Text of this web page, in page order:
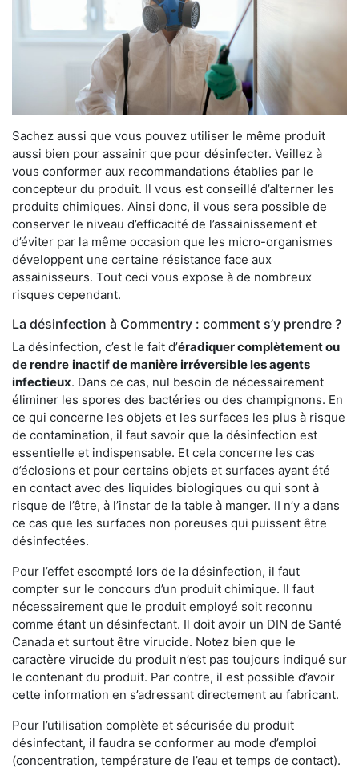
Sachez aussi que vous pouvez utiliser le même produit
aussi bien pour assainir que pour désinfecter. Veillez à
vous conformer aux recommandations établies par le
concepteur du produit. Il vous est conseillé d’alterner les
produits chimiques. Ainsi donc, il vous sera possible de
conserver le niveau d’efficacité de l’assainissement et
d’éviter par la même occasion que les micro-organismes
développent une certaine résistance face aux
assainisseurs. Tout ceci vous expose à de nombreux
risques cependant.
La désinfection à Commentry : comment s’y prendre ?
La désinfection, c’est le fait d’éradiquer complètement ou
de rendre inactif de manière irréversible les agents
infectieux. Dans ce cas, nul besoin de nécessairement
éliminer les spores des bactéries ou des champignons. En
ce qui concerne les objets et les surfaces les plus à risque
de contamination, il faut savoir que la désinfection est
essentielle et indispensable. Et cela concerne les cas
d’éclosions et pour certains objets et surfaces ayant été
en contact avec des liquides biologiques ou qui sont à
risque de l’être, à l’instar de la table à manger. II n’y a dans
ce cas que les surfaces non poreuses qui puissent être
désinfectées.
Pour l’effet escompté lors de la désinfection, il faut
compter sur le concours d’un produit chimique. Il faut
nécessairement que le produit employé soit reconnu
comme étant un désinfectant. Il doit avoir un DIN de Santé
Canada et surtout être virucide. Notez bien que le
caractère virucide du produit n’est pas toujours indiqué sur
le contenant du produit. Par contre, il est possible d’avoir
cette information en s’adressant directement au fabricant.
Pour l’utilisation complète et sécurisée du produit
désinfectant, il faudra se conformer au mode d’emploi
(concentration, température de l’eau et temps de contact).